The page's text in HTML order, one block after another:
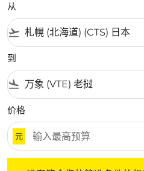
从
flight_takeoff
到
flight_land
价格
元